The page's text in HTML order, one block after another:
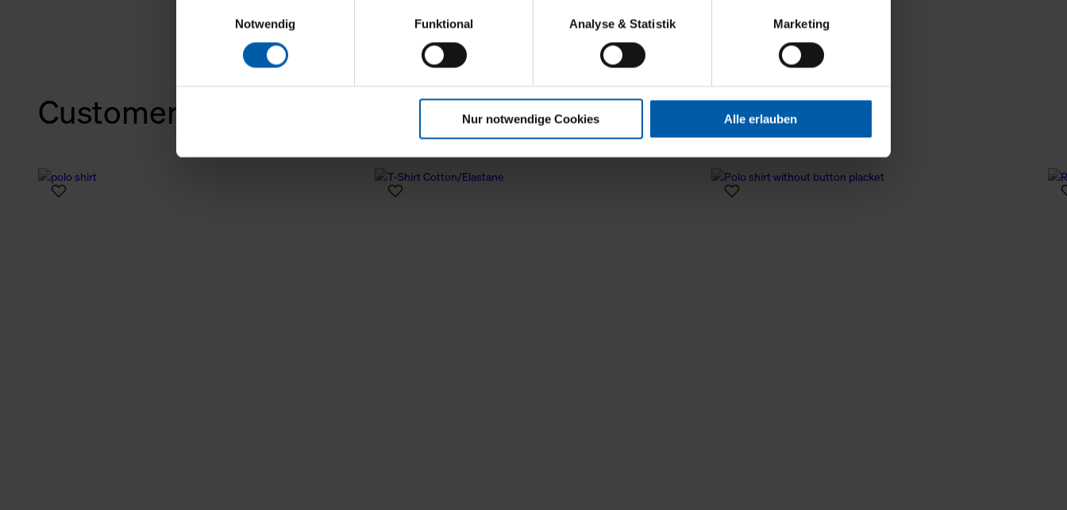
Für die Darstellung personalisierter Angebote, Anzeigen und Inhalte aufgrund Ihres Nutzerverhaltens und Ihres Profils
sowie für Marketing-, Statistik- und Tracking-Zwecke zur Analyse und Optimierung unserer Webpräsenz speichern wir
personenbezogene Informationen. Diese übermitteln wir in anonymisierter Form an Dritte wie etwa unsere
Klicken Sie auf "Alle erlauben", damit wir alle Cookies und Web-Technologien für Ihr personalisiertes Einkaufserlebnis
verwenden dürfen. Über die jeweiligen Schaltflächen können Sie die Arten der Cookies selbst festlegen, die Sie erlauben
Notwendig
Funktional Analyse & Statistik Marketing
Nur notwendige Cookies Alle erlauben
Customers also bought